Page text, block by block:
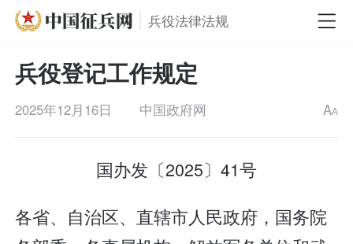
兵役法律法规
兵役登记工作规定
2025年12月16日 中国政府网 AA
国办发〔2025〕41号
各省、自治区、直辖市人民政府，国务院